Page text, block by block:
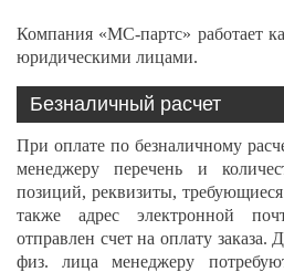
Компания «МС-партс» работает
юридическими лицами.
Безналичный расчет
При оплате по безналичному
менеджеру перечень и
позиций, реквизиты, требующиеся
также адрес электронной
отправлен счет на оплату заказа.
физ. лица менеджеру